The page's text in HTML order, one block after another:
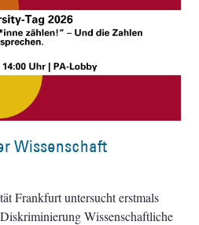
Wissenschaft
Frankfurt untersucht erstmals
Wissenschaftliche